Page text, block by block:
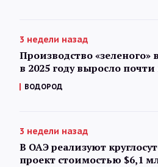
3 недели назад
Производство «зеленого»
в 2025 году выросло почти
ВОДОРОД
3 недели назад
В ОАЭ реализуют
проект стоимостью $6,1